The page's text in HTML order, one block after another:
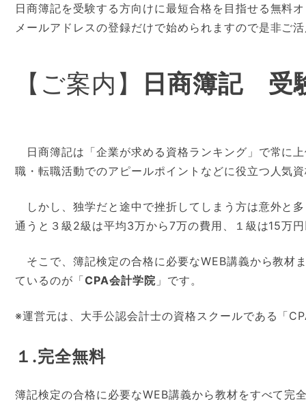
日商簿記を受験する方向けに最短合格を目指せる無料
メールアドレスの登録だけで始められますので是非ご
【ご案内】 日商簿記 受
日商簿記は「企業が求める資格ランキング」で常に
職・転職活動でのアピールポイントなどに役立つ人気
しかし、独学だと途中で挫折してしまう方は意外と
通うと３級2級は平均3万から7万の費用、１級は15万
そこで、簿記検定の合格に必要なWEB講義から教材
ているのが「CPA会計学院」です。
※運営元は、大手公認会計士の資格スクールである「
１.完全無料
簿記検定の合格に必要なWEB講義から教材をすべて完